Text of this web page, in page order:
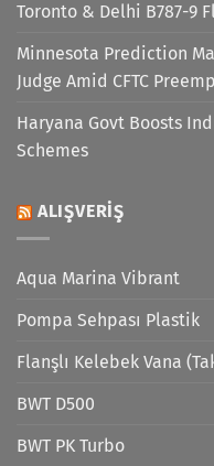
Toronto & Delhi B787-9
Minnesota Prediction
Judge Amid CFTC
Haryana Govt Boosts
Schemes
ALIŞVERIŞ
Aqua Marina Vibrant
Pompa Sehpası Plastik
Flanşlı Kelebek Vana
BWT D500
BWT PK Turbo